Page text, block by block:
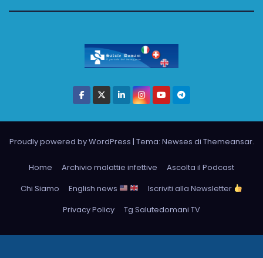
Proudly powered by WordPress | Tema: Newses di Themeansar.
Home Archivio malattie infettive
Ascolta il Podcast
Chi Siamo
English news
Iscriviti alla Newsletter
Privacy Policy
Tg Salutedomani TV